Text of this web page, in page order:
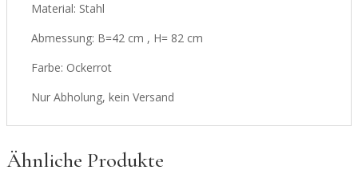
Material: Stahl
Abmessung: B=42 cm , H= 82 cm
Farbe: Ockerrot
Nur Abholung, kein Versand
Ähnliche Produkte